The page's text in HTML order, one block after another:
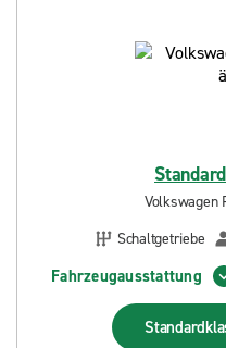
Volkswagen
Schaltgetriebe
Fahrzeugausstattung